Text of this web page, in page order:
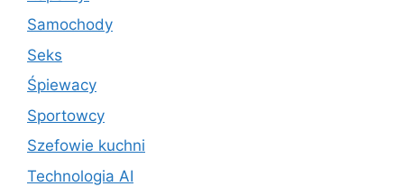
Samochody
Seks
Śpiewacy
Sportowcy
Szefowie kuchni
Technologia AI